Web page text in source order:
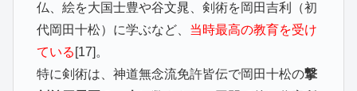
仏、絵を大国士豊や谷文晁、剣術を岡田吉利（初
代岡田十松）に学ぶなど、 当時最高の教育を受け
ている [17]。
特に剣術は、神道無念流免許皆伝で岡田十松の撃